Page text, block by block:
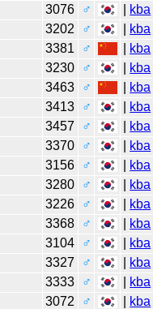
3076 ♂ kba
3202 ♂ kba
3381 ♂ kba
3230 ♂ kba
3463 ♂ kba
3413 ♂ kba
3457 ♂ kba
3370 ♂ kba
3156 ♂ kba
3280 ♂ kba
3226 ♂ kba
3368 ♂ kba
3104 ♂ kba
3327 ♂ kba
3333 ♂ kba
3072 ♂ kba